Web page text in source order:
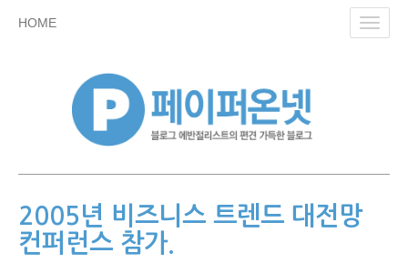
HOME
2005년 비즈니스 트렌드 대전망
컨퍼런스 참가.